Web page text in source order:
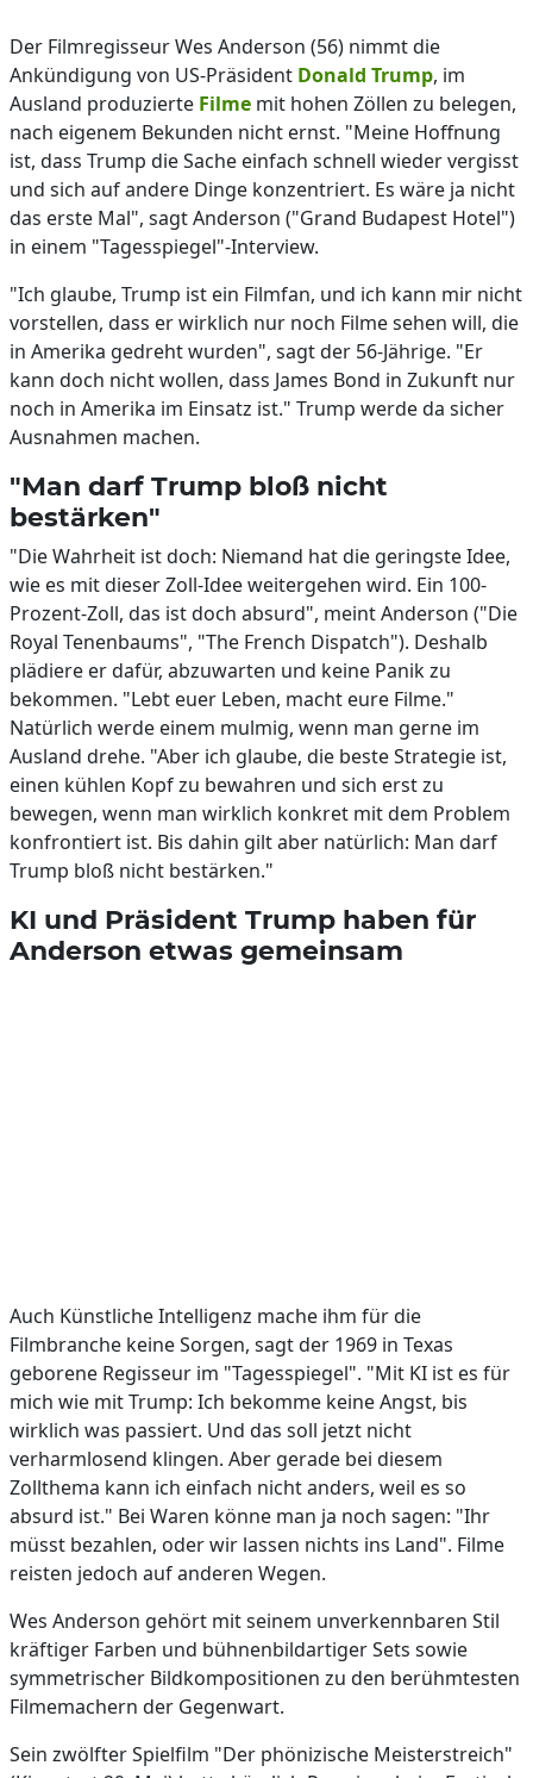
Der Filmregisseur Wes Anderson (56) nimmt die
Ankündigung von US-Präsident Donald Trump, im
Ausland produzierte Filme mit hohen Zöllen zu belegen,
nach eigenem Bekunden nicht ernst. "Meine Hoffnung
ist, dass Trump die Sache einfach schnell wieder vergisst
und sich auf andere Dinge konzentriert. Es wäre ja nicht
das erste Mal", sagt Anderson ("Grand Budapest Hotel")
in einem "Tagesspiegel"-Interview.
"Ich glaube, Trump ist ein Filmfan, und ich kann mir nicht
vorstellen, dass er wirklich nur noch Filme sehen will, die
in Amerika gedreht wurden", sagt der 56-Jährige. "Er
kann doch nicht wollen, dass James Bond in Zukunft nur
noch in Amerika im Einsatz ist." Trump werde da sicher
Ausnahmen machen.
"Man darf Trump bloß nicht
bestärken"
"Die Wahrheit ist doch: Niemand hat die geringste Idee,
wie es mit dieser Zoll-Idee weitergehen wird. Ein 100-
Prozent-Zoll, das ist doch absurd", meint Anderson ("Die
Royal Tenenbaums", "The French Dispatch"). Deshalb
plädiere er dafür, abzuwarten und keine Panik zu
bekommen. "Lebt euer Leben, macht eure Filme."
Natürlich werde einem mulmig, wenn man gerne im
Ausland drehe. "Aber ich glaube, die beste Strategie ist,
einen kühlen Kopf zu bewahren und sich erst zu
bewegen, wenn man wirklich konkret mit dem Problem
konfrontiert ist. Bis dahin gilt aber natürlich: Man darf
Trump bloß nicht bestärken."
KI und Präsident Trump haben für
Anderson etwas gemeinsam
Auch Künstliche Intelligenz mache ihm für die
Filmbranche keine Sorgen, sagt der 1969 in Texas
geborene Regisseur im "Tagesspiegel". "Mit KI ist es für
mich wie mit Trump: Ich bekomme keine Angst, bis
wirklich was passiert. Und das soll jetzt nicht
verharmlosend klingen. Aber gerade bei diesem
Zollthema kann ich einfach nicht anders, weil es so
absurd ist." Bei Waren könne man ja noch sagen: "Ihr
müsst bezahlen, oder wir lassen nichts ins Land". Filme
reisten jedoch auf anderen Wegen.
Wes Anderson gehört mit seinem unverkennbaren Stil
kräftiger Farben und bühnenbildartiger Sets sowie
symmetrischer Bildkompositionen zu den berühmtesten
Filmemachern der Gegenwart.
Sein zwölfter Spielfilm "Der phönizische Meisterstreich"